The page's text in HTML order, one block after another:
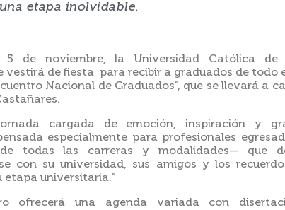
etapa inolvidable.
5 de noviembre, la Universidad Católica de
vestirá de fiesta para recibir a graduados de todo
Nacional de Graduados”, que se llevará a
cargada de emoción, inspiración y
especialmente para profesionales
todas las carreras y modalidades— que
con su universidad, sus amigos y los
etapa universitaria.”
ofrecerá una agenda variada con